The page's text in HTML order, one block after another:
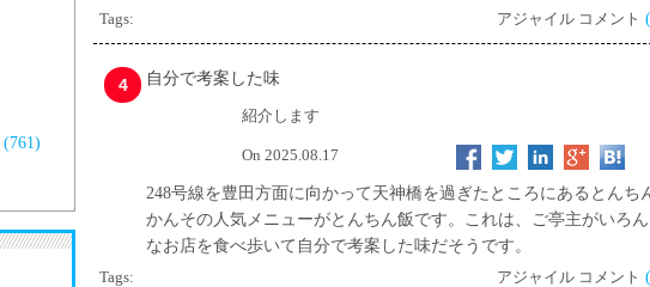
(761)
Tags:
アジャイル コメント (
4 自分で考案した味
紹介します
On 2025.08.17
248号線を豊田方面に向かって天神橋を過ぎたところにあるとんち
かんその人気メニューがとんちん飯です。これは、ご亭主がいろん
なお店を食べ歩いて自分で考案した味だそうです。
Tags:
アジャイル コメント (